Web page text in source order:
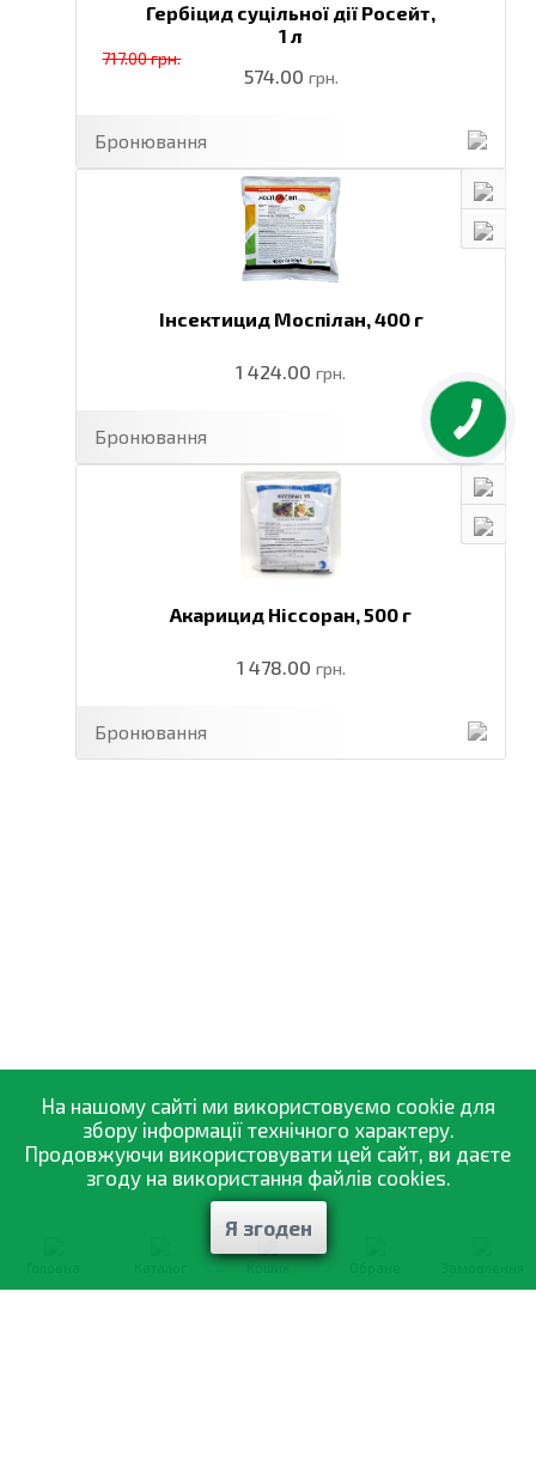
Гербіцид суцільної дії Росейт,
1 л
574.00 грн.
717.00 грн.
Бронювання
Інсектицид Моспілан,400 г
1 424.00 грн.
Бронювання
Акарицид Ніссоран,500 г
1 478.00 грн.
Бронювання
Кошик
На нашому сайті ми використовуємо cookie для
збору інформації технічного характеру.
Продовжуючи використовувати цей сайт, ви даєте
згоду на використання файлів cookies.
Я згоден